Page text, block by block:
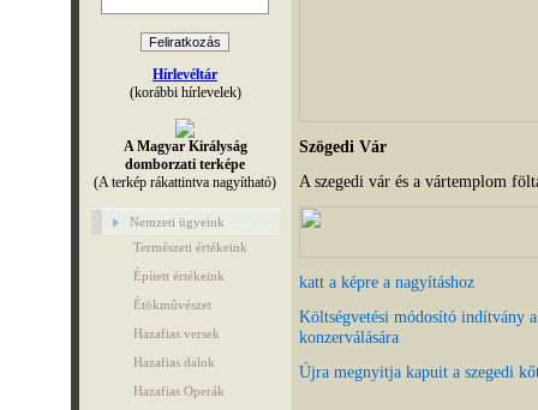
Hírlevéltár
(korábbi hírlevelek)
A Magyar Királyság
domborzati terképe
(A terkép rákattintva nagyítható)
Nemzeti ügyeink
Természeti értékeink
Épített értékeink
Étökművészet
Hazafias versek
Hazafias dalok
Hazafias Operák
Szögedi Vár
A szegedi vár és a vártemplom
katt a képre a nagyításhoz
Költségvetési módosító indítvány
konzerválására
Újra megnyitja kapuit a szegedi